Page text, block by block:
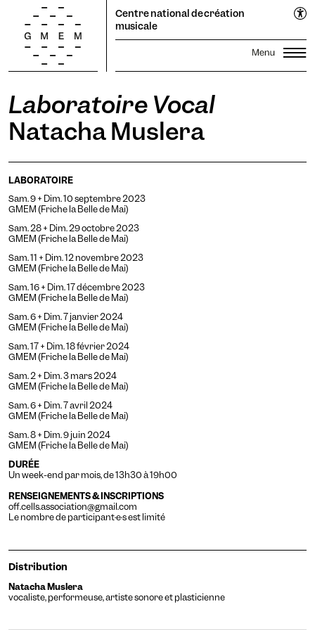
Centre national de création
musicale
Saison
Festival Propagations
Résidences
Le GMEM
Calendrier
Infos pratiques
Temporaire
Lun Mar Mer Jeu Ven
3
4 5 6 7
10
11 12 13 14 15
16
17
18
24
25 26
31
abonnez-vous à la newsletter pour rester averti·e.
Laboratoire Vocal
Natacha Muslera
LABORATOIRE
Sam. 9 + Dim. 10 septembre 2023
GMEM (Friche la Belle de Mai)
Sam. 28 + Dim. 29 octobre 2023
GMEM (Friche la Belle de Mai)
Sam. 11 + Dim. 12 novembre 2023
GMEM (Friche la Belle de Mai)
Sam. 16 + Dim. 17 décembre 2023
GMEM (Friche la Belle de Mai)
Sam. 6 + Dim. 7 janvier 2024
GMEM (Friche la Belle de Mai)
Sam. 17 + Dim. 18 février 2024
GMEM (Friche la Belle de Mai)
Sam. 2 + Dim. 3 mars 2024
GMEM (Friche la Belle de Mai)
Sam. 6 + Dim. 7 avril 2024
GMEM (Friche la Belle de Mai)
Sam. 8 + Dim. 9 juin 2024
GMEM (Friche la Belle de Mai)
DURÉE
Un week-end par mois, de 13h30 à 19h00
RENSEIGNEMENTS & INSCRIPTIONS
off.cells.association@gmail.com
Le nombre de participant·e·s est limité
Distribution
Natacha Muslera
vocaliste, performeuse, artiste sonore et plasticienne
EN
Cookies management panel